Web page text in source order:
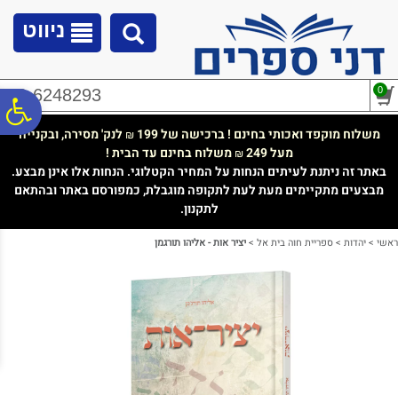
נגישות
ניווט
02-6248293 0
משלוח מוקפד ואכותי בחינם ! ברכישה של 199 ₪ לנק' מסירה, ובקנייה
מעל 249
₪משלוח בחינם עד הבית !
באתר זה ניתנת לעיתים הנחות על המחיר הקטלוגי. הנחות אלו אינן מבצע.
מבצעים מתקיימים מעת לעת לתקופה מוגבלת, כמפורסם באתר ובהתאם
לתקנון.
ראשי >יהדות >ספריית חוה בית אל >יציר אות - אליהו תורגמן